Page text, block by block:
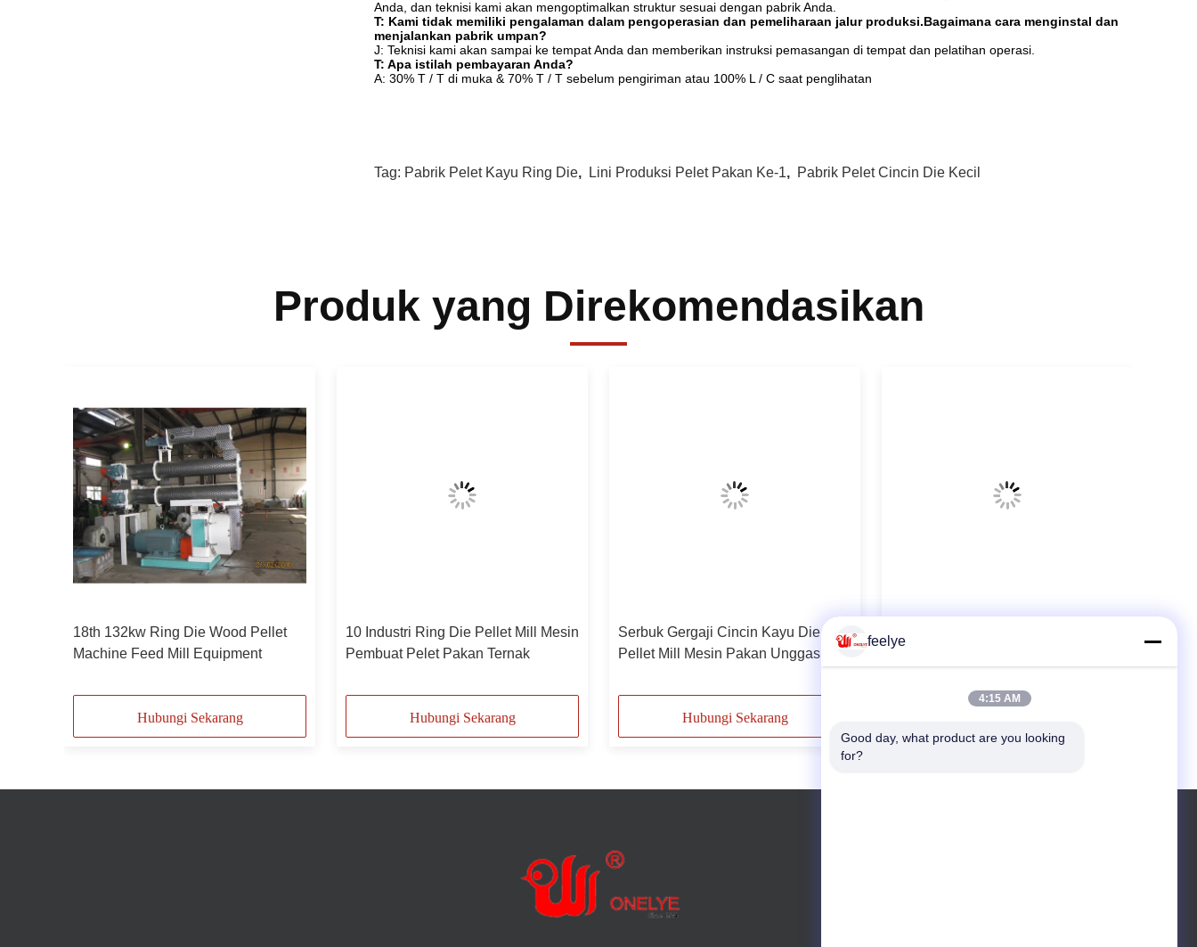
Anda, dan teknisi kami akan mengoptimalkan struktur sesuai dengan pabrik Anda.
T: Kami tidak memiliki pengalaman dalam pengoperasian dan pemeliharaan jalur produksi.Bagaimana cara menginstal dan
menjalankan pabrik umpan?
J: Teknisi kami akan sampai ke tempat Anda dan memberikan instruksi pemasangan di tempat dan pelatihan operasi.
T: Apa istilah pembayaran Anda?
A: 30% T / T di muka & 70% T / T sebelum pengiriman atau 100% L / C saat penglihatan
Tag: Pabrik Pelet Kayu Ring Die, Lini Produksi Pelet Pakan Ke-1, Pabrik Pelet Cincin Die Kecil
Produk yang Direkomendasikan
18th 132kw Ring Die Wood Pellet
Machine Feed Mill Equipment
Hubungi Sekarang
10 Industri Ring Die Pellet Mill Mesin
Pembuat Pelet Pakan Ternak
Hubungi Sekarang
Serbuk Gergaji Cincin Kayu Die
Pellet Mill Mesin Pakan Unggas
Hubungi Sekarang
Die Lengkap Pabrik Pelet 21tH
feelye
4:15 AM
Good day, what product are you looking
for?